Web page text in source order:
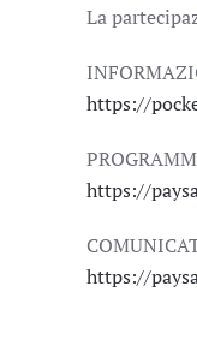
La
https://
https://
https://